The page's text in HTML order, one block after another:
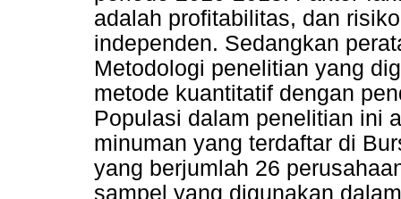
adalah profitabilitas, dan
independen. Sedangkan
Metodologi penelitian yang
metode kuantitatif dengan
Populasi dalam penelitian ini
minuman yang terdaftar di
yang berjumlah 26
sampel yang digunakan